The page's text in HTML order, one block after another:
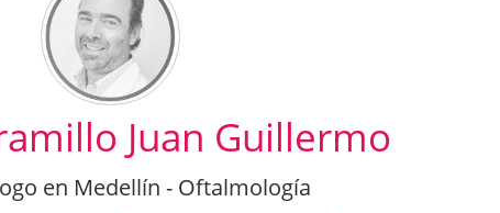
Juan Guillermo
en Medellín - Oftalmología